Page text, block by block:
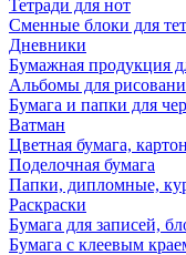
Тетради для нот
Сменные блоки для
Дневники
Бумажная продукция
Альбомы для
Бумага и папки для
Ватман
Цветная бумага, картон
Поделочная бумага
Папки, дипломные,
Раскраски
Бумага для записей,
Бумага с клеевым